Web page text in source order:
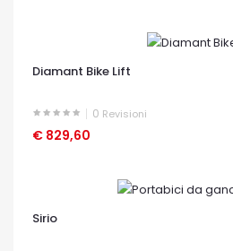
Diamant Bike Lift
0 Revisioni
€ 829,60
OCCHIATA VELOCE
Sirio